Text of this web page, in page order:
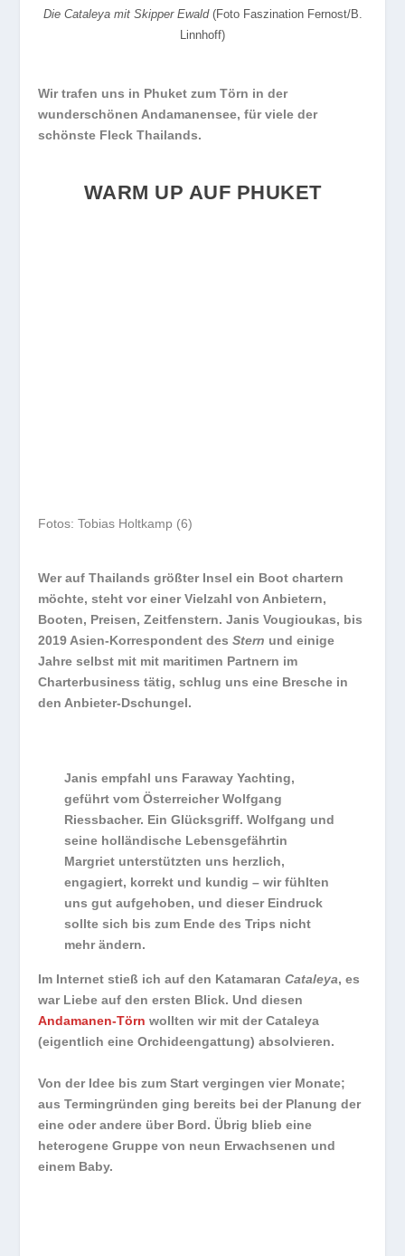
Die Cataleya mit Skipper Ewald(Foto Faszination Fernost/B.
Linnhoff)
Wir trafen uns in Phuket zum Törn in der
wunderschönen Andamanensee, für viele der
schönste Fleck Thailands.
WARM UP AUF PHUKET
Fotos: Tobias Holtkamp (6)
Wer auf Thailands größter Insel ein Boot chartern
möchte, steht vor einer Vielzahl von Anbietern,
Booten, Preisen, Zeitfenstern. Janis Vougioukas, bis
2019 Asien-Korrespondent desStern und einige
Jahre selbst mit mit maritimen Partnern im
Charterbusiness tätig, schlug uns eine Bresche in
den Anbieter-Dschungel.
Janis empfahl uns Faraway Yachting,
geführt vom Österreicher Wolfgang
Riessbacher. Ein Glücksgriff. Wolfgang und
seine holländische Lebensgefährtin
Margriet unterstützten uns herzlich,
engagiert, korrekt und kundig – wir fühlten
uns gut aufgehoben, und dieser Eindruck
sollte sich bis zum Ende des Trips nicht
mehr ändern.
Im Internet stieß ich auf den KatamaranCataleya, es
war Liebe auf den ersten Blick. Und diesen
Andamanen-Törn wollten wir mit der Cataleya
(eigentlich eine Orchideengattung) absolvieren.
Von der Idee bis zum Start vergingen vier Monate;
aus Termingründen ging bereits bei der Planung der
eine oder andere über Bord. Übrig blieb eine
heterogene Gruppe von neun Erwachsenen und
einem Baby.